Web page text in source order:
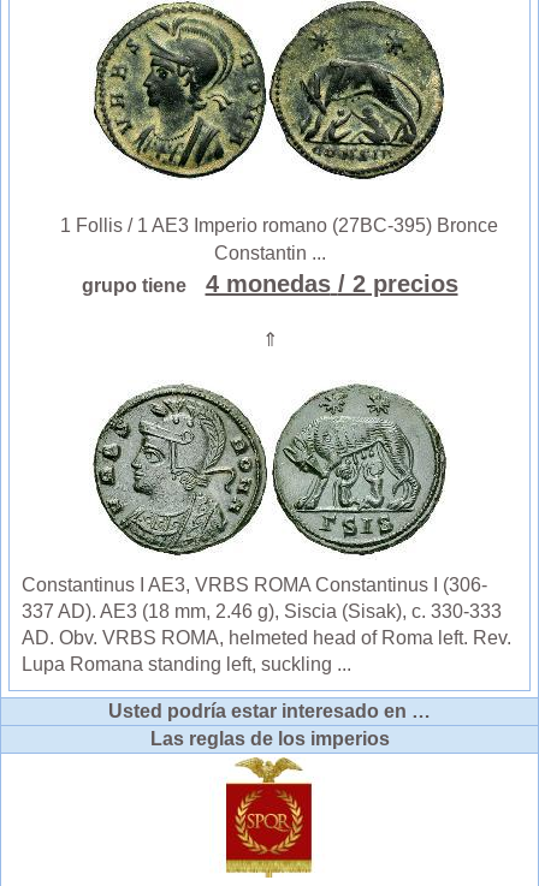
1 Follis / 1 AE3 Imperio romano (27BC-395) Bronce
Constantin ...
grupo tiene
4 monedas / 2 precios
⇑
Constantinus I AE3, VRBS ROMA Constantinus I (306-
337 AD). AE3 (18 mm, 2.46 g), Siscia (Sisak), c. 330-333
AD. Obv. VRBS ROMA, helmeted head of Roma left. Rev.
Lupa Romana standing left, suckling ...
Usted podría estar interesado en …
Las reglas de los imperios